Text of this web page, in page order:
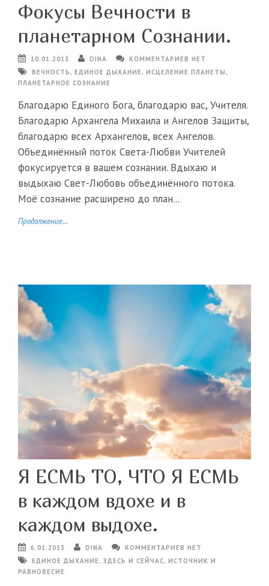
Фокусы Вечности в
планетарном Сознании.
10.01.2013 DINA
КОММЕНТАРИЕВ НЕТ
ВЕЧНОСТЬ , ЕДИНОЕ ДЫХАНИЕ, ИСЦЕЛЕНИЕ ПЛАНЕТЫ ,
ПЛАНЕТАРНОЕ СОЗНАНИЕ
Благодарю Единого Бога, благодарю вас, Учителя.
Благодарю Архангела Михаила и Ангелов Защиты,
благодарю всех Архангелов, всех Ангелов.
Объединённый поток Света-Любви Учителей
фокусируется в вашем сознании. Вдыхаю и
выдыхаю Свет-Любовь объединённого потока.
Моё сознание расширено до план...
Продолжение...
Я ЕСМЬ ТО, ЧТО Я ЕСМЬ
в каждом вдохе и в
каждом выдохе.
6.01.2013 DINA
КОММЕНТАРИЕВ НЕТ
ЕДИНОЕ ДЫХАНИЕ, ЗДЕСЬ И СЕЙЧАС, ИСТОЧНИК И
РАВНОВЕСИЕ